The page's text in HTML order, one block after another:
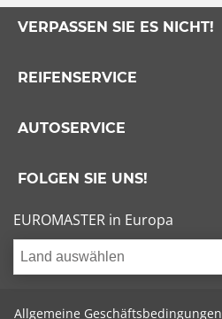
VERPASSEN SIE ES NICHT!
REIFENSERVICE
AUTOSERVICE
FOLGEN SIE UNS!
EUROMASTER in Europa
Land auswählen
Allgemeine Geschäftsbedingungen